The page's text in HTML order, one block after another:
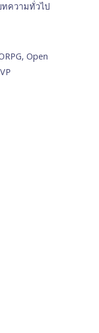
ทความทั่วไป
Open